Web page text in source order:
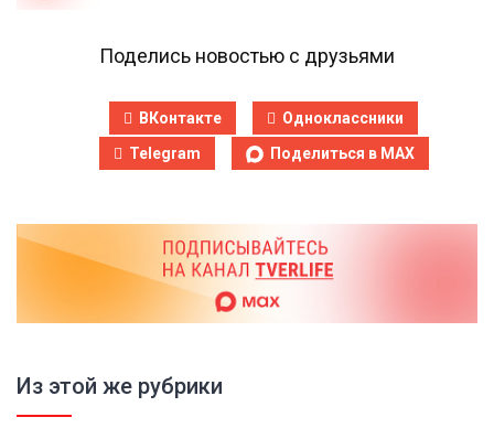
Поделись новостью с друзьями
ВКонтакте
Одноклассники
Telegram
Поделиться в MAX
Из этой же рубрики